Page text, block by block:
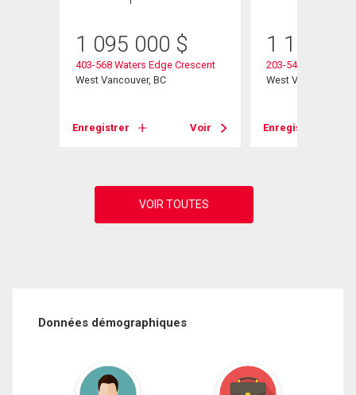
1 095 000 $
403-568 Waters Edge Crescent
West Vancouver, BC
Enregistrer Voir
1 100
203-540 Waters
West Vancouver, BC
Enregistrer
Données démographiques